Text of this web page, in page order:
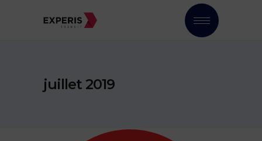
juillet 2019